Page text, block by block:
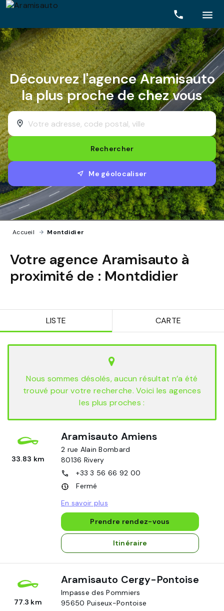
Accueil › Montdidier
Rechercher
Votre agence Aramisauto à
proximité de : Montdidier
LISTE CARTE
Nous sommes désolés, aucun résultat n’a été
trouvé pour votre recherche. Voici les agences
les plus proches :
33.83 km
Aramisauto Amiens
2 rue Alain Bombard
80136 Rivery
+33 3 56 66 92 00
Fermé
En savoir plus
Prendre rendez-vous
Itinéraire
77.3 km
Aramisauto Cergy-Pontoise
Impasse des Pommiers
95650 Puiseux-Pontoise